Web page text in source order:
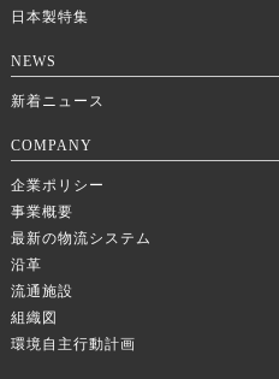
日本製特集
NEWS
新着ニュース
COMPANY
企業ポリシー
事業概要
最新の物流システム
沿革
流通施設
組織図
環境自主行動計画